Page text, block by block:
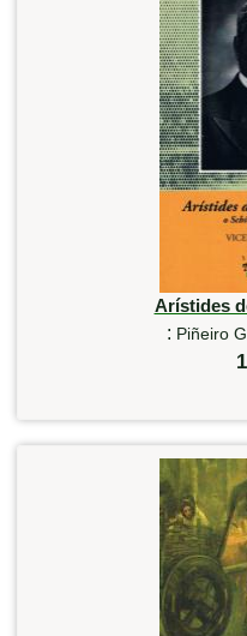
Arístides
: Piñeiro